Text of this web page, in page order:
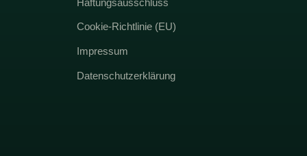
Cookie-Richtlinie (EU)
Impressum
Datenschutzerklärung